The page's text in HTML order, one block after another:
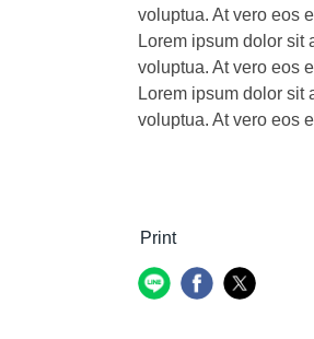
voluptua. At vero eos
Lorem ipsum dolor sit
voluptua. At vero eos
Lorem ipsum dolor sit
voluptua. At vero eos
Print